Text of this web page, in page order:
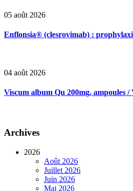
05 août 2026
Enflonsia® (clesrovimab) :
04 août 2026
Viscum album Qu 200mg, ampoules
Archives
2026
Août 2026
Juillet 2026
Juin 2026
Mai 2026